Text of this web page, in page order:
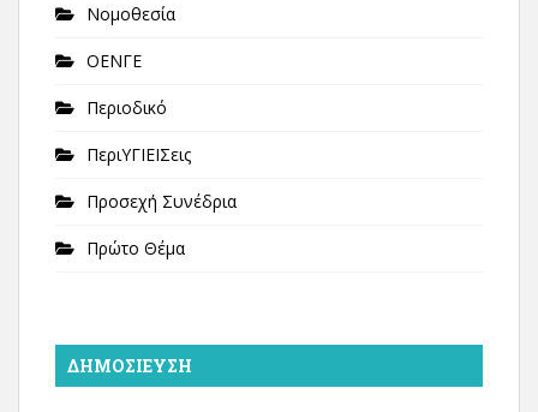
Νομοθεσία
ΟΕΝΓΕ
Περιοδικό
ΠεριΥΓΙΕΙΣεις
Προσεχή Συνέδρια
Πρώτο Θέμα
ΔΗΜΟΣΊΕΥΣΗ